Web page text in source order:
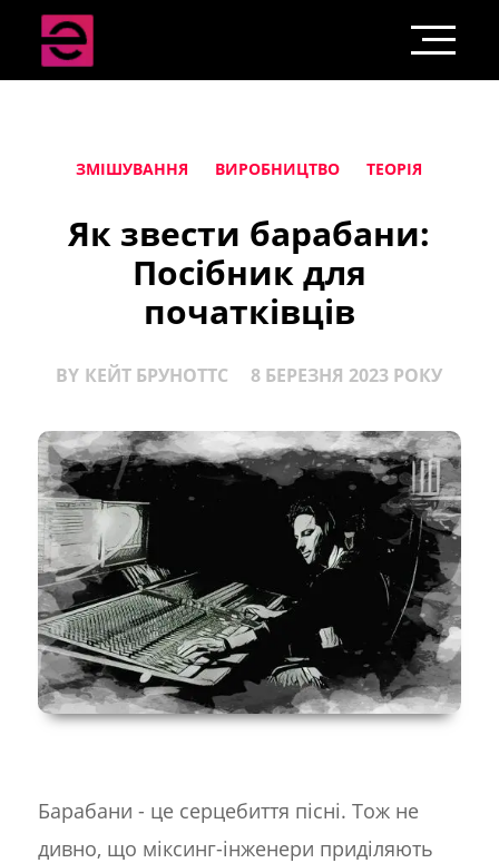
ЗМІШУВАННЯ ВИРОБНИЦТВО ТЕОРІЯ
Як звести барабани:
Посібник для
початківців
BY КЕЙТ БРУНОТТС 8 БЕРЕЗНЯ 2023 РОКУ
Барабани - це серцебиття пісні. Тож не
дивно, що міксинг-інженери приділяють